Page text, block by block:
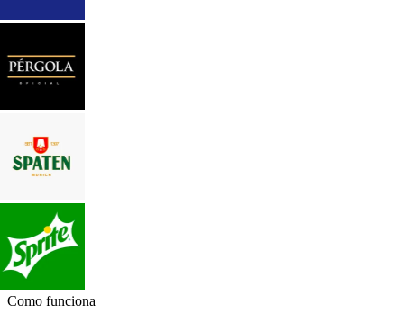
Como funciona